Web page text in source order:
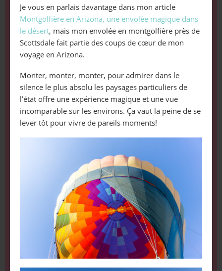
Je vous en parlais davantage dans mon article
Montgolfière en Arizona, une envolée magique dans
le désert, mais mon envolée en montgolfière près de
Scottsdale fait partie des coups de cœur de mon
voyage en Arizona.
Monter, monter, monter, pour admirer dans le
silence le plus absolu les paysages particuliers de
l’état offre une expérience magique et une vue
incomparable sur les environs. Ça vaut la peine de se
lever tôt pour vivre de pareils moments!